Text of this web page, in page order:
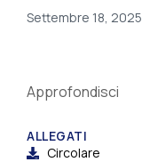
Settembre 18, 2025
Approfondisci
ALLEGATI
Circolare